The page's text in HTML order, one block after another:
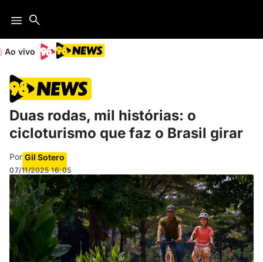
Ao vivo
Duas rodas, mil histórias: o
cicloturismo que faz o Brasil girar
Por Gil Sotero
07/11/2025 16:05